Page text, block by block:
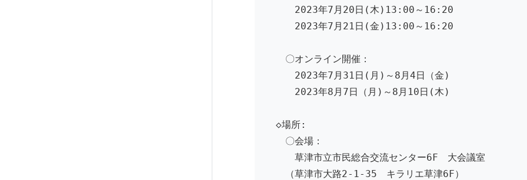
2023年7月20日(木)13:00～16:20
2023年7月21日(金)13:00～16:20
〇オンライン開催：
2023年7月31日(月)～8月4日（金)
2023年8月7日（月)～8月10日(木)
◇場所:
〇会場：
草津市立市民総合交流センター6F 大会議室
（草津市大路2-1-35 キラリエ草津6F）